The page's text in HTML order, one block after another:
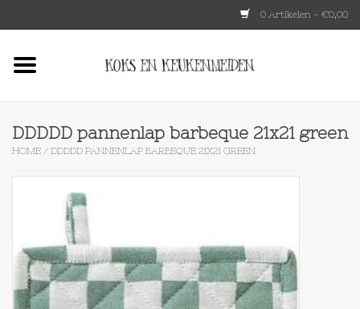
0 Artikelen - €0,00
Tokyo design
Lenta Living
OXO
DDDDD pannenlap barbeque 21x21 green
HOME / DDDDD PANNENLAP BARBEQUE 21X21 GREEN